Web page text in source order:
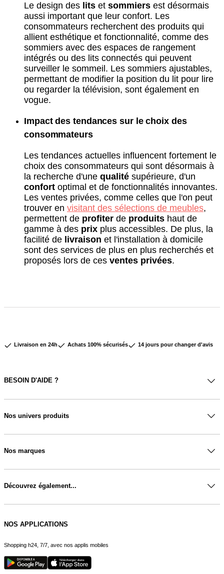
Le design des lits et sommiers est désormais
aussi important que leur confort. Les
consommateurs recherchent des produits qui
allient esthétique et fonctionnalité, comme des
sommiers avec des espaces de rangement
intégrés ou des lits connectés qui peuvent
surveiller le sommeil. Les sommiers ajustables,
permettant de modifier la position du lit pour lire
ou regarder la télévision, sont également en
vogue.
Impact des tendances sur le choix des
consommateurs
Les tendances actuelles influencent fortement le
choix des consommateurs qui sont désormais à
la recherche d'une qualité supérieure, d'un
confort optimal et de fonctionnalités innovantes.
Les ventes privées, comme celles que l'on peut
trouver en visitant des sélections de meubles,
permettent de profiter de produits haut de
gamme à des prix plus accessibles. De plus, la
facilité de livraison et l'installation à domicile
sont des services de plus en plus recherchés et
proposés lors de ces ventes privées.
Livraison en 24h Achats 100% sécurisés 14 jours pour changer d'avis
BESOIN D'AIDE ?
Nos univers produits
Nos marques
Découvrez également...
NOS APPLICATIONS
Shopping h24, 7/7, avec nos applis mobiles